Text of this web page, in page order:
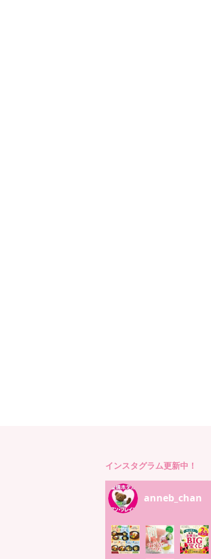
インスタグラム更新中！
anneb_chan